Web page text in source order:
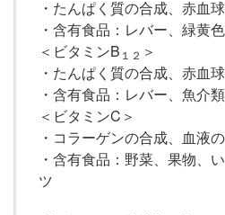
・たんぱく質の合成、赤血
・含有食品：レバー、緑黄
＜ビタミンB １２ ＞
・たんぱく質の合成、赤血
・含有食品：レバー、魚介
＜ビタミンC＞
・コラーゲンの合成、血液
・含有食品：野菜、果物、
ツ